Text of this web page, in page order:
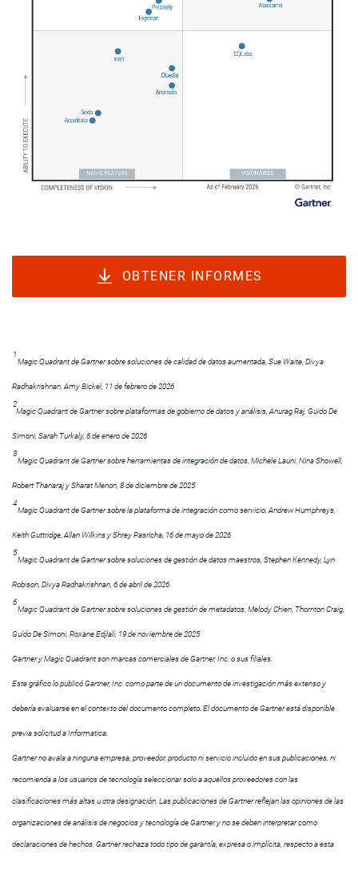
OBTENER INFORMES
1
Magic Quadrant de Gartner sobre soluciones de calidad de datos aumentada, Sue Waite, Divya
Radhakrishnan, Amy Bickel, 11 de febrero de 2026
2
Magic Quadrant de Gartner sobre plataformas de gobierno de datos y análisis, Anurag Raj, Guido De
Simoni, Sarah Turkaly, 6 de enero de 2026
3
Magic Quadrant de Gartner sobre herramientas de integración de datos, Michele Launi, Nina Showell,
Robert Thanaraj y Sharat Menon, 8 de diciembre de 2025
4
Magic Quadrant de Gartner sobre la plataforma de integración como servicio, Andrew Humphreys,
Keith Guttridge, Allan Wilkins y Shrey Pasricha, 16 de mayo de 2026
5
Magic Quadrant de Gartner sobre soluciones de gestión de datos maestros, Stephen Kennedy, Lyn
Robison, Divya Radhakrishnan, 6 de abril de 2026
6
Magic Quadrant de Gartner sobre soluciones de gestión de metadatos, Melody Chien, Thornton Craig,
Guido De Simoni, Roxane Edjlali, 19 de noviembre de 2025
Gartner y Magic Quadrant son marcas comerciales de Gartner, Inc. o sus filiales.
Este gráfico lo publicó Gartner, Inc. como parte de un documento de investigación más extenso y
debería evaluarse en el contexto del documento completo. El documento de Gartner está disponible
previa solicitud a Informatica.
Gartner no avala a ninguna empresa, proveedor, producto ni servicio incluido en sus publicaciones, ni
recomienda a los usuarios de tecnología seleccionar solo a aquellos proveedores con las
clasificaciones más altas u otra designación. Las publicaciones de Gartner reflejan las opiniones de las
organizaciones de análisis de negocios y tecnología de Gartner y no se deben interpretar como
declaraciones de hechos. Gartner rechaza todo tipo de garantía, expresa o implícita, respecto a esta